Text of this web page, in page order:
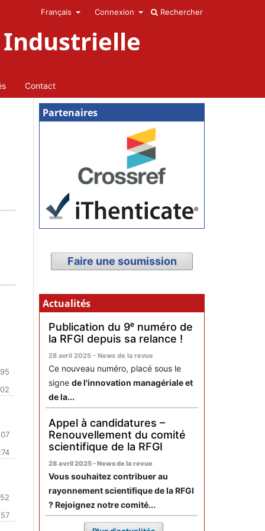
Industrielle
Contact
Rechercher
Français Connexion
Partenaires
Faire une soumission
Actualités
Publication du 9ᵉ numéro de
la RFGI depuis sa relance !
28 avril 2025 - News de la revue
Ce nouveau numéro, placé sous le
signe de l'innovation managériale et
de la...
Appel à candidatures –
Renouvellement du comité
scientifique de la RFGI
28 avril 2025 - News de la revue
Vous souhaitez contribuer au
rayonnement scientifique de la RFGI
? Rejoignez notre comité...